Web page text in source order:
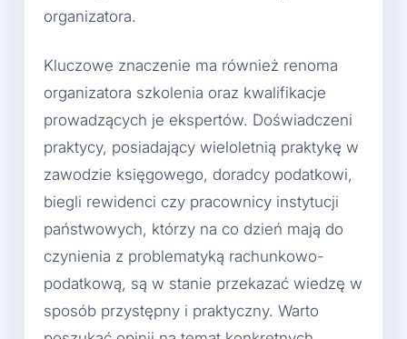
organizatora.
Kluczowe znaczenie ma również renoma
organizatora szkolenia oraz kwalifikacje
prowadzących je ekspertów. Doświadczeni
praktycy, posiadający wieloletnią praktykę w
zawodzie księgowego, doradcy podatkowi,
biegli rewidenci czy pracownicy instytucji
państwowych, którzy na co dzień mają do
czynienia z problematyką rachunkowo-
podatkową, są w stanie przekazać wiedzę w
sposób przystępny i praktyczny. Warto